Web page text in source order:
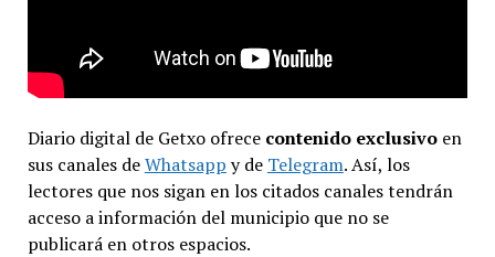
Diario digital de Getxo ofrece contenido exclusivoen
sus canales deWhatsapp y de Telegram. Así, los
lectores que nos sigan en los citados canales tendrán
acceso a información del municipio que no se
publicará en otros espacios.